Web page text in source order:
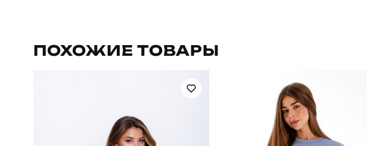
Стиль
ПОХОЖИЕ ТОВАРЫ